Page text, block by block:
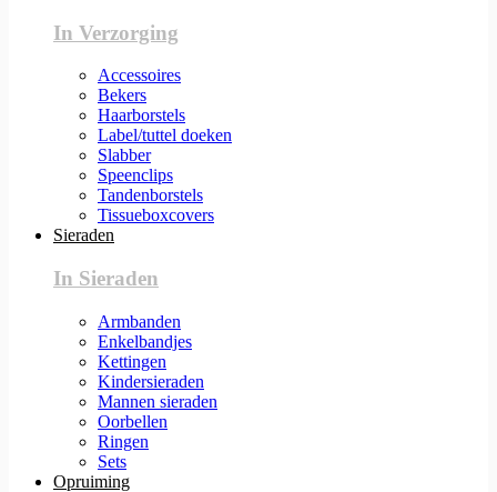
In Verzorging
Accessoires
Bekers
Haarborstels
Label/tuttel doeken
Slabber
Speenclips
Tandenborstels
Tissueboxcovers
Sieraden
In Sieraden
Armbanden
Enkelbandjes
Kettingen
Kindersieraden
Mannen sieraden
Oorbellen
Ringen
Sets
Opruiming